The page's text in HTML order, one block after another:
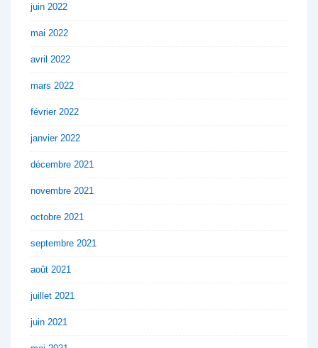
juin 2022
mai 2022
avril 2022
mars 2022
février 2022
janvier 2022
décembre 2021
novembre 2021
octobre 2021
septembre 2021
août 2021
juillet 2021
juin 2021